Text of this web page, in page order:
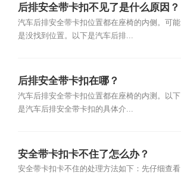
后排安全带卡扣不见了是什么原因？
汽车后排安全带卡扣位置都在座椅的内侧。可能
是没找到位置。以下是汽车后排...
后排安全带卡扣在哪？
汽车后排安全带卡扣位置都在座椅的内测。以下
是汽车后排安全带卡扣的具体介...
安全带卡扣卡不住了怎么办？
安全带卡扣卡不住的处理方法如下：先仔细查看